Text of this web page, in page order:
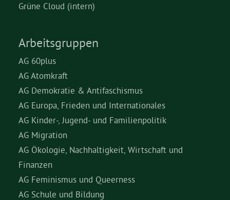
Grüne Cloud (intern)
Arbeitsgruppen
AG 60plus
AG Atomkraft
AG Demokratie & Antifaschismus
AG Europa, Frieden und Internationales
AG Kinder-, Jugend- und Familienpolitik
AG Migration
AG Ökologie, Nachhaltigkeit, Wirtschaft und
Finanzen
AG Feminismus und Queerness
AG Schule und Bildung